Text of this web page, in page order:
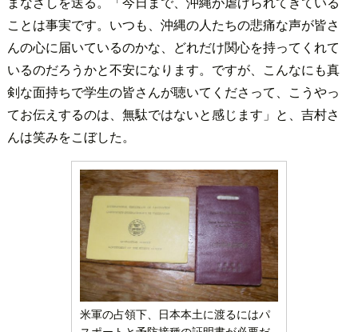
ことは事実です。いつも、沖縄の人たちの悲痛な声が皆さ
んの心に届いているのかな、どれだけ関心を持ってくれて
いるのだろうかと不安になります。ですが、こんなにも真
剣な面持ちで学生の皆さんが聴いてくださって、こうやっ
てお伝えするのは、無駄ではないと感じます」と、吉村さ
んは笑みをこぼした。
米軍の占領下、日本本土に渡るにはパ